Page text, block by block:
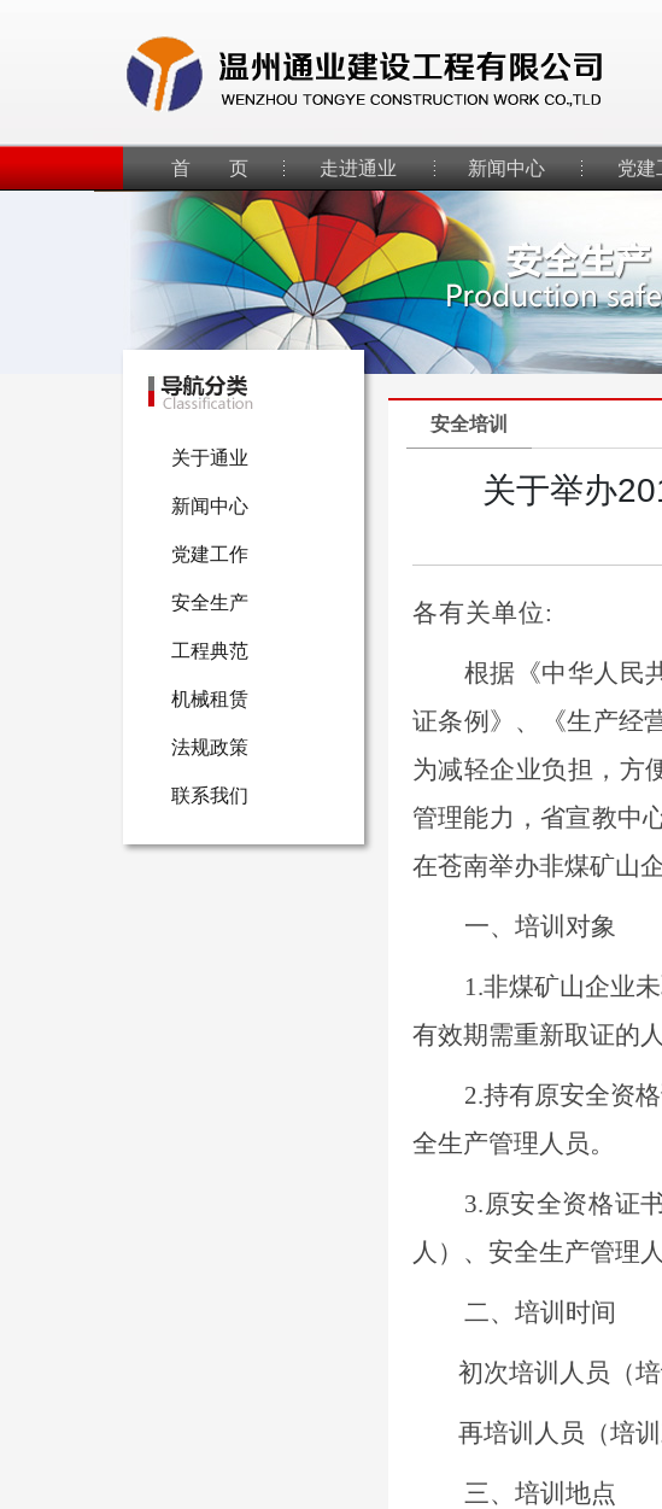
首 页 走进通业 新闻中心 党建
关于通业
新闻中心
党建工作
安全生产
工程典范
机械租赁
法规政策
联系我们
安全培训
关于举办
各有关单位:
根据 《中华人
证条例》 、 《生产经
为减轻企业负担，方
管理能力，省宣教中
在苍南举办非煤矿山
一、培训对象
1.非煤矿山企业
有效期需重新取证的人
2.持有原安全资
全生产管理人员。
3.原安全资格证
人）、安全生产管理人
二、培训时间
初次培训人员（
再培训人员（培
三、培训地点